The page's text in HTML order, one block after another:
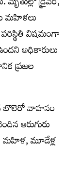
మహిళలు
విషమంగా
అధికారులు
ప్రజల
బొలెరో వాహనం
ఆరుగురు
మూడేళ్ల